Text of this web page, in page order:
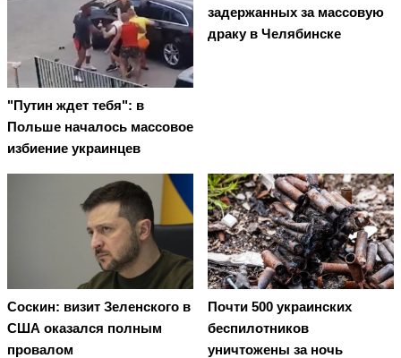
"Путин ждет тебя": в
Польше началось массовое
избиение украинцев
задержанных за массовую
драку в Челябинске
Соскин: визит Зеленского в
США оказался полным
провалом
Почти 500 украинских
беспилотников
уничтожены за ночь